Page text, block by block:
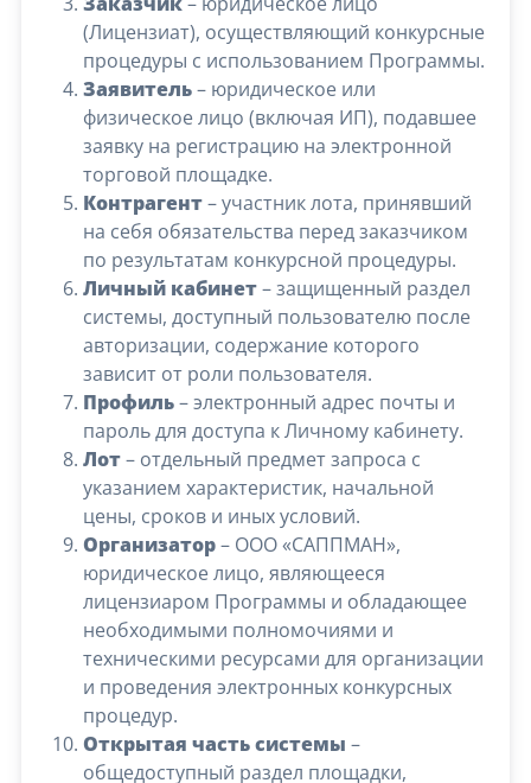
(Лицензиат), осуществляющий конкурсные
процедуры с использованием Программы.
Заявитель– юридическое или
физическое лицо (включая ИП), подавшее
заявку на регистрацию на электронной
торговой площадке.
Контрагент– участник лота, принявший
на себя обязательства перед заказчиком
по результатам конкурсной процедуры.
Личный кабинет– защищенный раздел
системы, доступный пользователю после
авторизации, содержание которого
зависит от роли пользователя.
Профиль– электронный адрес почты и
пароль для доступа к Личному кабинету.
Лот– отдельный предмет запроса с
указанием характеристик, начальной
цены, сроков и иных условий.
Организатор– ООО «САППМАН»,
юридическое лицо, являющееся
лицензиаром Программы и обладающее
необходимыми полномочиями и
техническими ресурсами для организации
и проведения электронных конкурсных
процедур.
Открытая часть системы –
общедоступный раздел площадки,